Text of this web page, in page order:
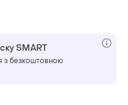
SMART
з безкоштовною